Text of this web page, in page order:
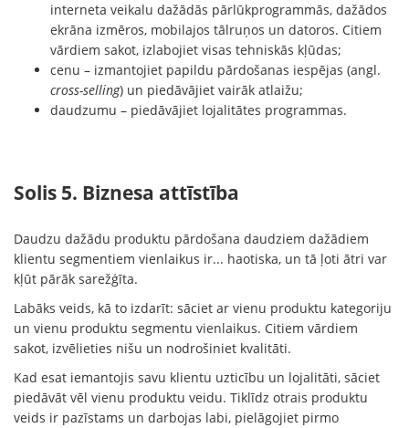
interneta veikalu dažādās pārlūkprogrammās, dažādos
ekrāna izmēros, mobilajos tālruņos un datoros. Citiem
vārdiem sakot, izlabojiet visas tehniskās kļūdas;
cenu – izmantojiet papildu pārdošanas iespējas (angl.
cross-selling) un piedāvājiet vairāk atlaižu;
daudzumu – piedāvājiet lojalitātes programmas.
Solis 5. Biznesa attīstība
Daudzu dažādu produktu pārdošana daudziem dažādiem
klientu segmentiem vienlaikus ir... haotiska, un tā ļoti ātri var
kļūt pārāk sarežģīta.
Labāks veids, kā to izdarīt: sāciet ar vienu produktu kategoriju
un vienu produktu segmentu vienlaikus. Citiem vārdiem
sakot, izvēlieties nišu un nodrošiniet kvalitāti.
Kad esat iemantojis savu klientu uzticību un lojalitāti, sāciet
piedāvāt vēl vienu produktu veidu. Tiklīdz otrais produktu
veids ir pazīstams un darbojas labi, pielāgojiet pirmo